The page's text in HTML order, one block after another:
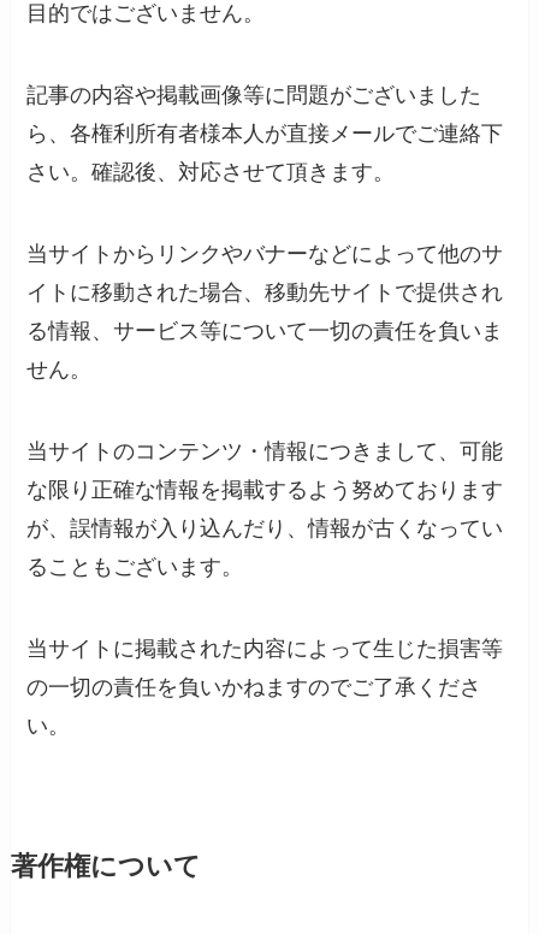
目的ではございません。
記事の内容や掲載画像等に問題がございました
ら、各権利所有者様本人が直接メールでご連絡下
さい。確認後、対応させて頂きます。
当サイトからリンクやバナーなどによって他のサ
イトに移動された場合、移動先サイトで提供され
る情報、サービス等について一切の責任を負いま
せん。
当サイトのコンテンツ・情報につきまして、可能
な限り正確な情報を掲載するよう努めております
が、誤情報が入り込んだり、情報が古くなってい
ることもございます。
当サイトに掲載された内容によって生じた損害等
の一切の責任を負いかねますのでご了承くださ
い。
著作権について